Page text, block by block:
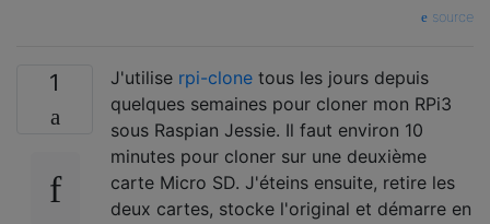
source
1 J'utilise rpi-clone tous les jours depuis
quelques semaines pour cloner mon RPi3
sous Raspian Jessie. Il faut environ 10
minutes pour cloner sur une deuxième
carte Micro SD. J'éteins ensuite, retire les
deux cartes, stocke l'original et démarre en